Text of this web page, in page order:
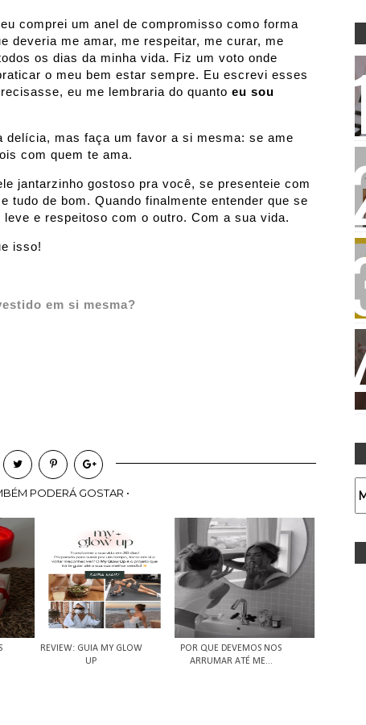
comprei um anel de compromisso como forma
deveria me amar, me respeitar, me curar, me
os dias da minha vida. Fiz um voto onde
o meu bem estar sempre. Eu escrevi esses
eu me lembraria do quanto eu sou
delícia, mas faça um favor a si mesma: se ame
com quem te ama.
jantarzinho gostoso pra você, se presenteie com
tudo de bom. Quando finalmente entender que se
e respeitoso com o outro. Com a sua vida.
isso!
em si mesma?
PODERÁ GOSTAR •
REVIEW: GUIA MY GLOW
UP
POR QUE DEVEMOS NOS
ARRUMAR ATÉ ME...